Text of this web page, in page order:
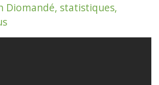
Diomandé, statistiques,